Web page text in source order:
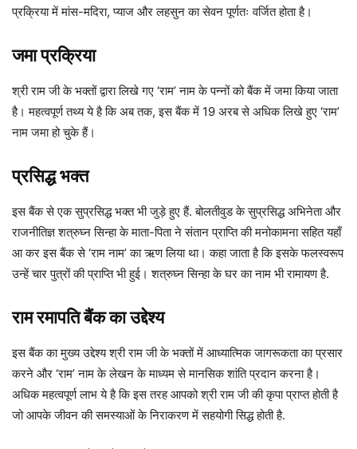
प्रक्रिया में मांस-मदिरा, प्याज और लहसुन का सेवन पूर्णतः वर्जित होता है।
जमा प्रक्रिया
श्री राम जी के भक्तों द्वारा लिखे गए ‘राम’ नाम के पन्नों को बैंक में जमा किया जाता
है। महत्वपूर्ण तथ्य ये है कि अब तक, इस बैंक में 19 अरब से अधिक लिखे हुए ‘राम’
नाम जमा हो चुके हैं।
प्रसिद्ध भक्त
इस बैंक से एक सुप्रसिद्ध भक्त भी जुड़े हुए हैं. बोलतीवुड के सुप्रसिद्ध अभिनेता और
राजनीतिज्ञ शत्रुघ्न सिन्हा के माता-पिता ने संतान प्राप्ति की मनोकामना सहित यहाँ
आ कर इस बैंक से ‘राम नाम’ का ऋण लिया था। कहा जाता है कि इसके फलस्वरूप
उन्हें चार पुत्रों की प्राप्ति भी हुई। शत्रुघ्न सिन्हा के घर का नाम भी रामायण है.
राम रमापति बैंक का उद्देश्य
इस बैंक का मुख्य उद्देश्य श्री राम जी के भक्तों में आध्यात्मिक जागरूकता का प्रसार
करने और ‘राम’ नाम के लेखन के माध्यम से मानसिक शांति प्रदान करना है।
अधिक महत्वपूर्ण लाभ ये है कि इस तरह आपको श्री राम जी की कृपा प्राप्त होती है
जो आपके जीवन की समस्याओं के निराकरण में सहयोगी सिद्ध होती है.